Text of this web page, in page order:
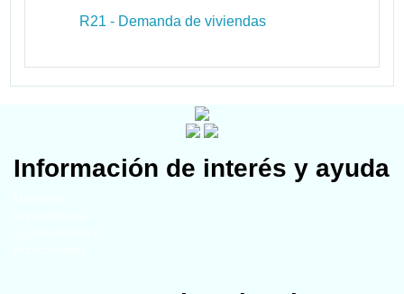
R21 - Demanda de viviendas
Información de interés y ayuda